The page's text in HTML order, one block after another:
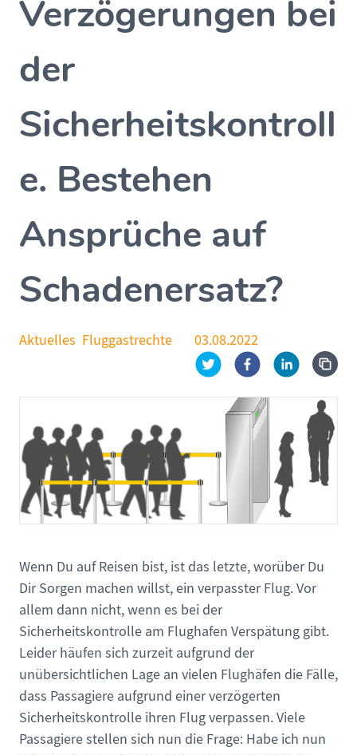
Verzögerungen bei
der
Sicherheitskontroll
e. Bestehen
Ansprüche auf
Schadenersatz?
Aktuelles Fluggastrechte 03.08.2022
Wenn Du auf Reisen bist, ist das letzte, worüber Du
Dir Sorgen machen willst, ein verpasster Flug. Vor
allem dann nicht, wenn es bei der
Sicherheitskontrolle am Flughafen Verspätung gibt.
Leider häufen sich zurzeit aufgrund der
unübersichtlichen Lage an vielen Flughäfen die Fälle,
dass Passagiere aufgrund einer verzögerten
Sicherheitskontrolle ihren Flug verpassen. Viele
Passagiere stellen sich nun die Frage: Habe ich nun